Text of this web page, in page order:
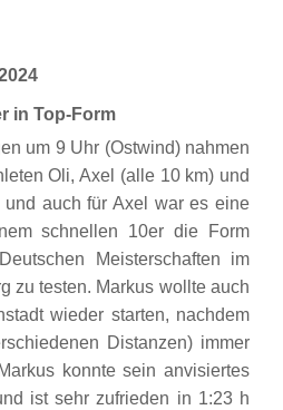
in Top-Form
um 9 Uhr (Ostwind) nahmen
Oli, Axel (alle 10 km) und
auch für Axel war es eine
schnellen 10er die Form
Meisterschaften im
zu testen. Markus wollte auch
wieder starten, nachdem
Distanzen) immer
konnte sein anvisiertes
ist sehr zufrieden in 1:23 h